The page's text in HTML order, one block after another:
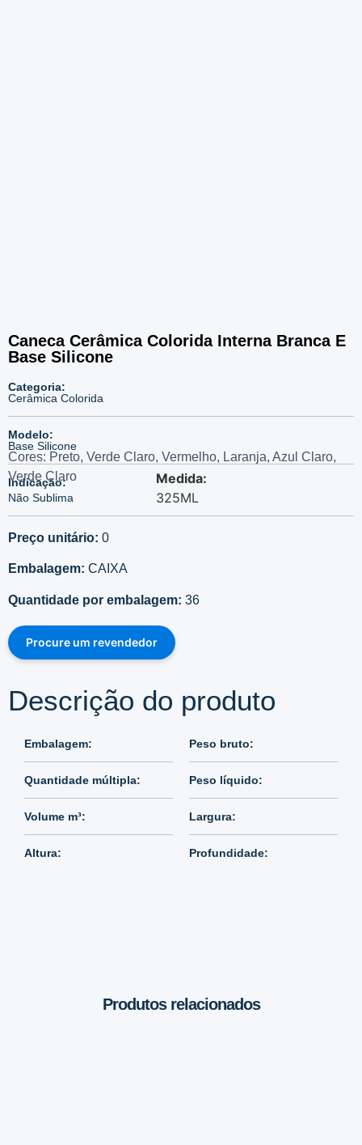
Caneca Cerâmica Colorida Interna Branca E
Base Silicone
Categoria:
Cerâmica Colorida
Modelo:
Base Silicone
Indicação:
Não Sublima
Medida:
325ML
Cores: Preto, Verde Claro, Vermelho, Laranja, Azul Claro,
Verde Claro
Preço unitário: 0
Embalagem: CAIXA
Quantidade por embalagem: 36
Procure um revendedor
Descrição do produto
Embalagem:
Quantidade múltipla:
Volume m³:
Altura:
Peso bruto:
Peso líquido:
Largura:
Profundidade:
Produtos relacionados